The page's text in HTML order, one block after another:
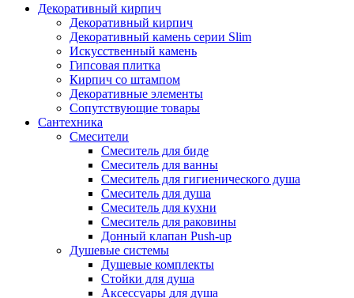
Декоративный кирпич
Декоративный кирпич
Декоративный камень серии Slim
Искусственный камень
Гипсовая плитка
Кирпич со штампом
Декоративные элементы
Сопутствующие товары
Сантехника
Смесители
Смеситель для биде
Смеситель для ванны
Смеситель для гигиенического душа
Смеситель для душа
Смеситель для кухни
Смеситель для раковины
Донный клапан Push-up
Душевые системы
Душевые комплекты
Стойки для душа
Аксессуары для душа